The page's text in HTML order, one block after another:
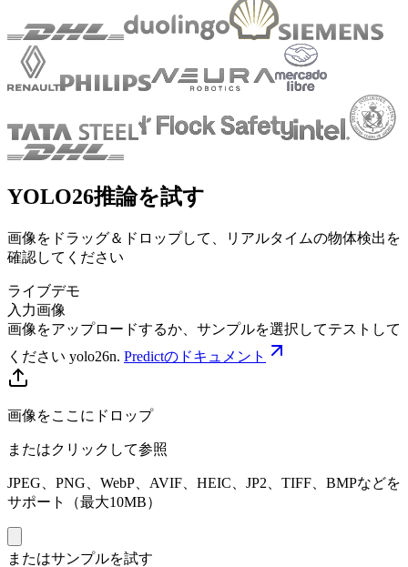
YOLO26推論を試す
画像をドラッグ＆ドロップして、リアルタイムの物体検出を
確認してください
ライブデモ
入力画像
画像をアップロードするか、サンプルを選択してテストして
ください yolo26n. Predictのドキュメント
画像をここにドロップ
またはクリックして参照
JPEG、PNG、WebP、AVIF、HEIC、JP2、TIFF、BMPなどを
サポート（最大10MB）
またはサンプルを試す